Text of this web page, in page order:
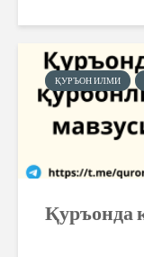
ҚУРЪОН ИЛМИ
Қуръонда